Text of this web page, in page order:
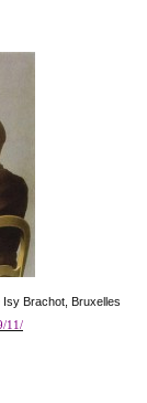
Brachot, Bruxelles
11/